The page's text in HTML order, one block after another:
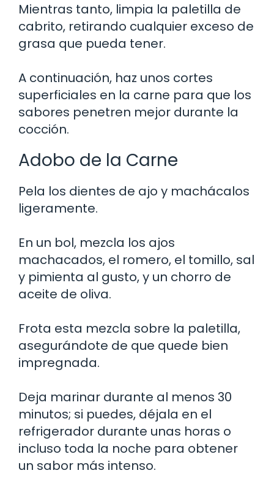
Mientras tanto, limpia la paletilla de
cabrito, retirando cualquier exceso de
grasa que pueda tener.
A continuación, haz unos cortes
superficiales en la carne para que los
sabores penetren mejor durante la
cocción.
Adobo de la Carne
Pela los dientes de ajo y machácalos
ligeramente.
En un bol, mezcla los ajos
machacados, el romero, el tomillo, sal
y pimienta al gusto, y un chorro de
aceite de oliva.
Frota esta mezcla sobre la paletilla,
asegurándote de que quede bien
impregnada.
Deja marinar durante al menos 30
minutos; si puedes, déjala en el
refrigerador durante unas horas o
incluso toda la noche para obtener
un sabor más intenso.